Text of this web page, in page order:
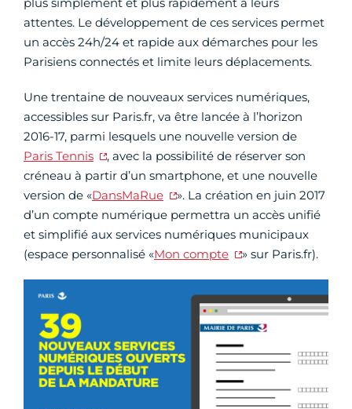
plus simplement et plus rapidement à leurs
attentes. Le développement de ces services permet
un accès 24h/24 et rapide aux démarches pour les
Parisiens connectés et limite leurs déplacements.
Une trentaine de nouveaux services numériques,
accessibles sur Paris.fr, va être lancée à l’horizon
2016-17, parmi lesquels une nouvelle version de
Paris Tennis
, avec la possibilité de réserver son
créneau à partir d’un smartphone, et une nouvelle
version de «DansMaRue
». La création en juin 2017
d’un compte numérique permettra un accès unifié
et simplifié aux services numériques municipaux
(espace personnalisé «Mon compte » sur Paris.fr).